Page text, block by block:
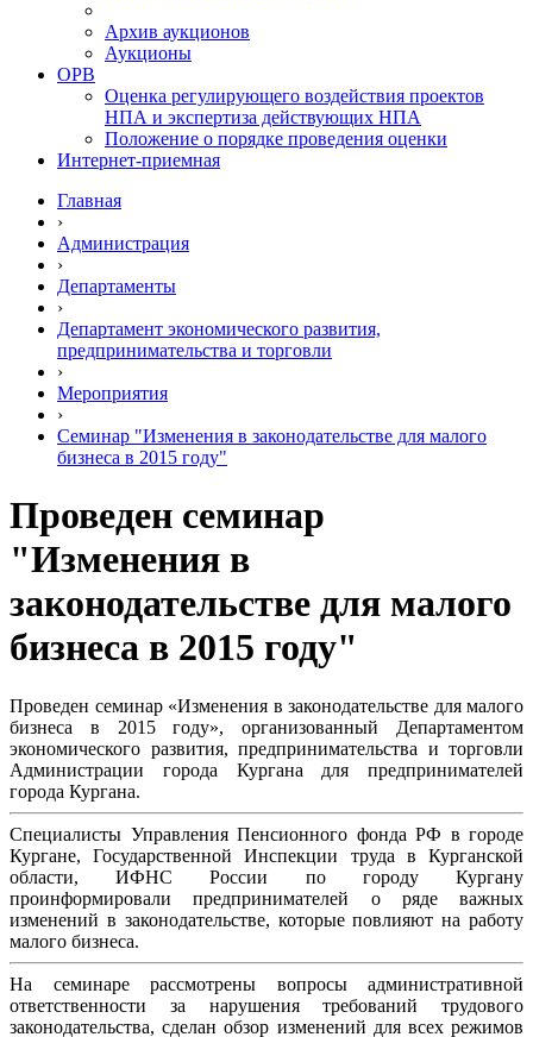
Архив аукционов
Аукционы
ОРВ
Оценка регулирующего воздействия проектов
НПА и экспертиза действующих НПА
Положение о порядке проведения оценки
Интернет-приемная
Главная
›
Администрация
›
Департаменты
›
Департамент экономического развития,
предпринимательства и торговли
›
Мероприятия
›
Семинар "Изменения в законодательстве для малого
бизнеса в 2015 году"
Проведен семинар
"Изменения в
законодательстве для малого
бизнеса в 2015 году"
Проведен семинар «Изменения в законодательстве для малого
бизнеса в 2015 году», организованный Департаментом
экономического развития, предпринимательства и торговли
Администрации города Кургана для предпринимателей
города Кургана.
Специалисты Управления Пенсионного фонда РФ в городе
Кургане, Государственной Инспекции труда в Курганской
области, ИФНС России по городу Кургану
проинформировали предпринимателей о ряде важных
изменений в законодательстве, которые повлияют на работу
малого бизнеса.
На семинаре рассмотрены вопросы административной
ответственности за нарушения требований трудового
законодательства, сделан обзор изменений для всех режимов